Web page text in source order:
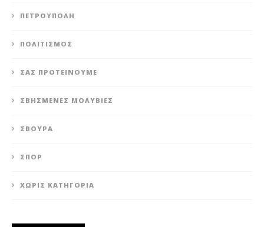
ΠΕΤΡΟΎΠΟΛΗ
ΠΟΛΙΤΙΣΜΌΣ
ΣΑΣ ΠΡΟΤΕΊΝΟΥΜΕ
ΣΒΗΣΜΈΝΕΣ ΜΟΛΥΒΙΈΣ
ΣΒΟΎΡΑ
ΣΠΟΡ
ΧΩΡΊΣ ΚΑΤΗΓΟΡΊΑ